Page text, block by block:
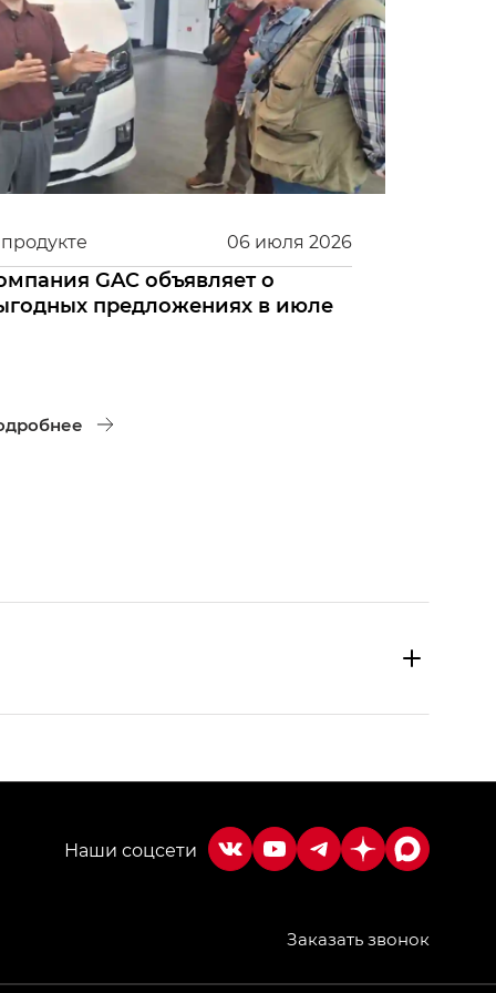
06 июля 2026
GAC объявляет о
предложениях в июле
Заказать звонок